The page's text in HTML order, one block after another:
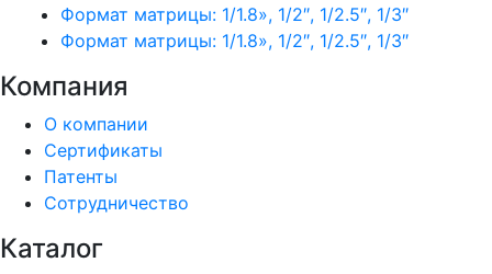
Формат матрицы: 1/1.8», 1/2″, 1/2.5″, 1/3″
Формат матрицы: 1/1.8», 1/2″, 1/2.5″, 1/3″
Компания
О компании
Сертификаты
Патенты
Сотрудничество
Каталог